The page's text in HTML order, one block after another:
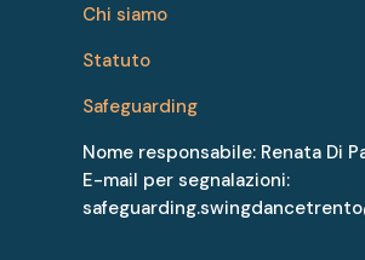
Chi siamo
Statuto
Safeguarding
Nome responsabile: Renata Di
E-mail per segnalazioni: